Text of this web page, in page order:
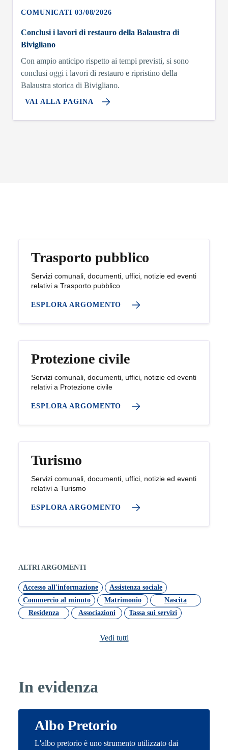
COMUNICATI 03/08/2026
Conclusi i lavori di restauro della Balaustra di
Bivigliano
Con ampio anticipo rispetto ai tempi previsti, si sono
conclusi oggi i lavori di restauro e ripristino della
Balaustra storica di Bivigliano.
VAI ALLA PAGINA
Trasporto pubblico
Servizi comunali, documenti, uffici, notizie ed eventi
relativi a Trasporto pubblico
ESPLORA ARGOMENTO
Protezione civile
Servizi comunali, documenti, uffici, notizie ed eventi
relativi a Protezione civile
ESPLORA ARGOMENTO
Turismo
Servizi comunali, documenti, uffici, notizie ed eventi
relativi a Turismo
ESPLORA ARGOMENTO
ALTRI ARGOMENTI
Accesso all'informazione
Assistenza sociale
Commercio al minuto
Matrimonio
Nascita
Residenza
Associazioni Tassa sui servizi
Vedi tutti
In evidenza
Albo Pretorio
L'albo pretorio è uno strumento utilizzato dai